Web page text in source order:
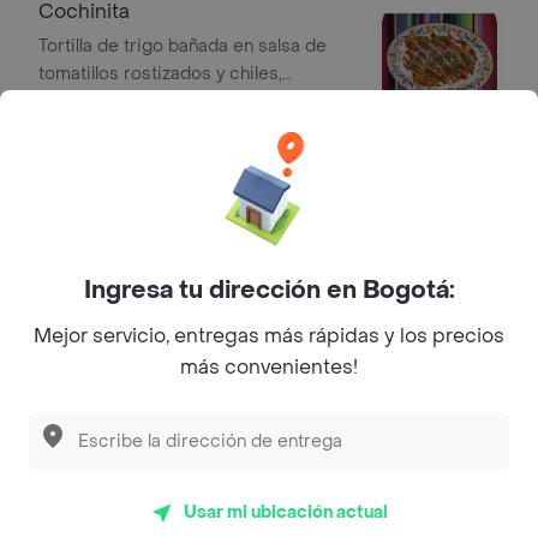
Cochinita
Tortilla de trigo bañada en salsa de
tomatillos rostizados y chiles,
gallo, salsa agria, anillos de cebolla .
Jugo con sabor a corozo, 16 oz.
Limonada Natural
Ingresa tu dirección en Bogotá:
Mejor servicio, entregas más rápidas y los precios
más convenientes!
Usar mi ubicación actual